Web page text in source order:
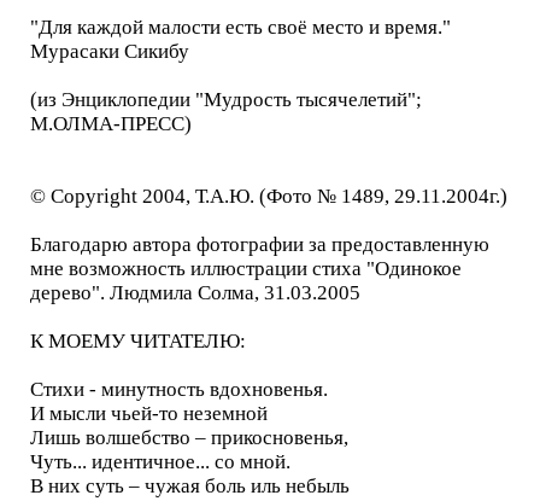
"Для каждой малости есть своё место и время."
Мурасаки Сикибу
(из Энциклопедии "Мудрость тысячелетий";
М.ОЛМА-ПРЕСС)
© Copyright 2004, Т.А.Ю. (Фото № 1489, 29.11.2004г.)
Благодарю автора фотографии за предоставленную
мне возможность иллюстрации стиха "Одинокое
дерево". Людмила Солма, 31.03.2005
К МОЕМУ ЧИТАТЕЛЮ:
Стихи - минутность вдохновенья.
И мысли чьей-то неземной
Лишь волшебство – прикосновенья,
Чуть... идентичное... со мной.
В них суть – чужая боль иль небыль